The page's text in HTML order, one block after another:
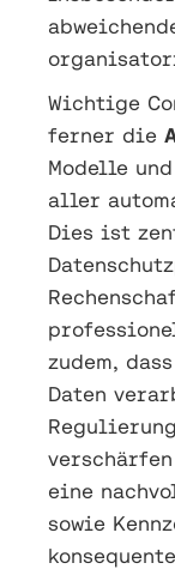
Wichtige
ferner die
Modelle
aller
Dies ist
zudem,
Daten
verschärfen
eine
sowie